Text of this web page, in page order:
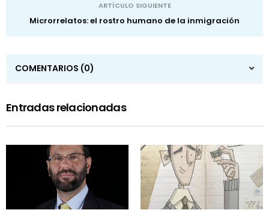
ARTÍCULO SIGUIENTE
Microrrelatos: el rostro humano de la inmigración
COMENTARIOS (0)
Entradas relacionadas